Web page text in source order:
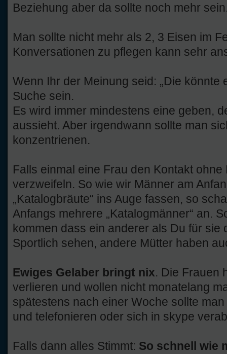
Beziehung aber da sollte noch mehr
Man sollte nicht mehr als 2, 3 Eisen im
Konversationen zu pflegen kann sehr
Wenn Ihr der Meinung seid: „Die könnte
Suche sein.
Es wird immer mindestens eine geben,
aussieht. Aber irgendwann sollte man
konzentrienen.
Falls einmal eine Frau den Kontakt
verzweifeln. So wie wir Männer am
„Katalogbräute“ ins Auge fassen, so
Anfangs mehrere „Katalogmänner“ an.
kommen dass ein anderer als Du für sie
Sportlich sehen, andere Mütter haben
Ewiges Gelaber bringt nix. Die Frauen
verlieren und wollen nicht monatelang
spätestens nach einer Woche sollte
und telefonieren oder sich in skype
Falls dann alles Stimmt: So schnell wie